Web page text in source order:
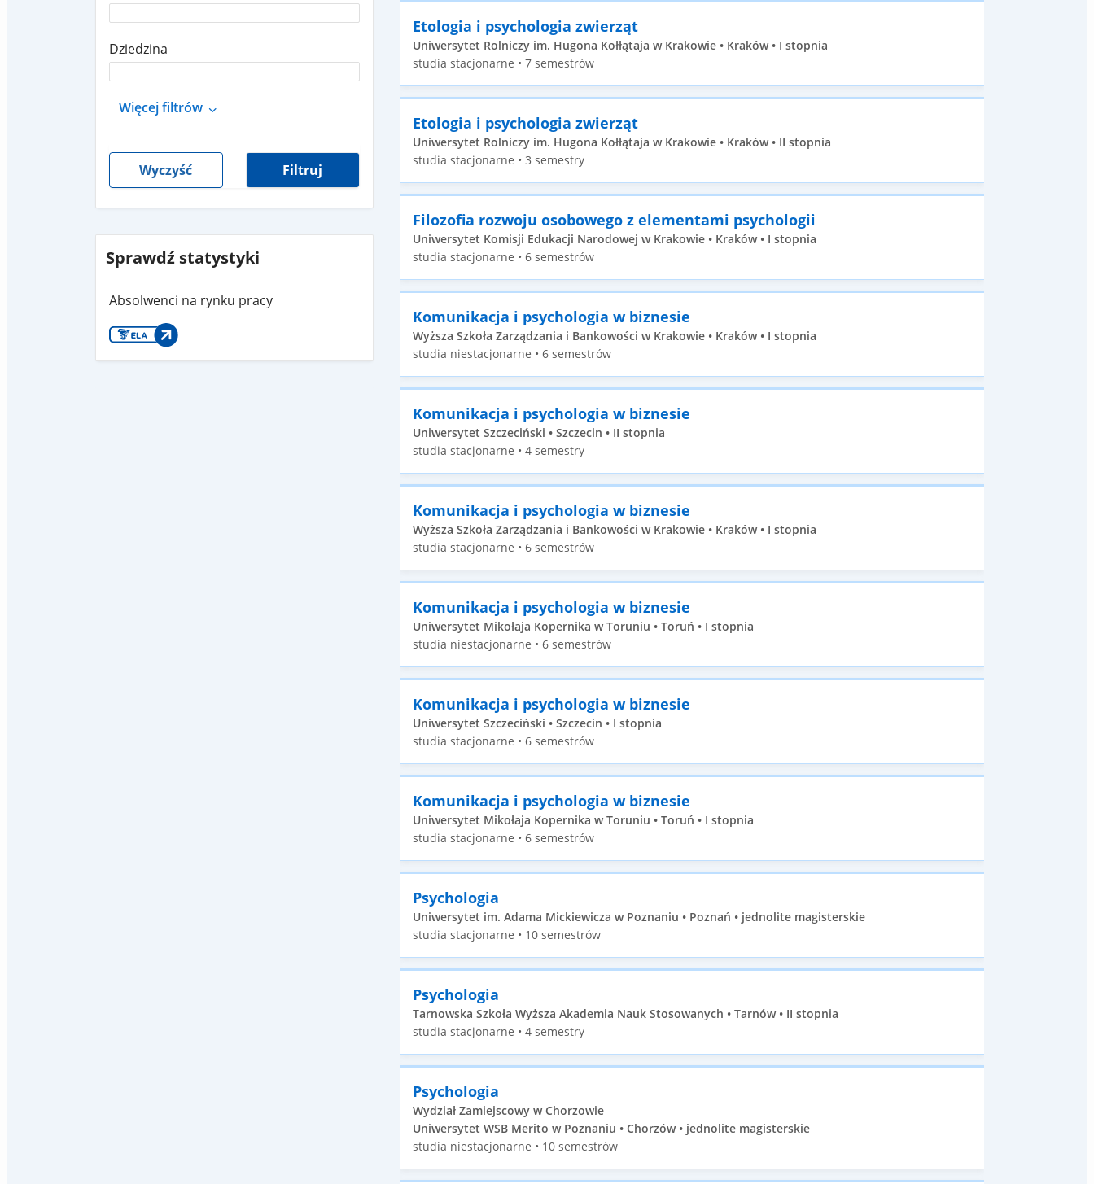
Dziedzina
Więcej filtrów
Wyczyść Filtruj
Sprawdź statystyki
Absolwenci na rynku pracy
Etologia i psychologia zwierząt
Uniwersytet Rolniczy im. Hugona Kołłątaja w Krakowie • Kraków • I stopnia
studia stacjonarne • 7 semestrów
Etologia i psychologia zwierząt
Uniwersytet Rolniczy im. Hugona Kołłątaja w Krakowie • Kraków • II stopnia
studia stacjonarne • 3 semestry
Filozofia rozwoju osobowego z elementami psychologii
Uniwersytet Komisji Edukacji Narodowej w Krakowie • Kraków • I stopnia
studia stacjonarne • 6 semestrów
Komunikacja i psychologia w biznesie
Wyższa Szkoła Zarządzania i Bankowości w Krakowie • Kraków • I stopnia
studia niestacjonarne • 6 semestrów
Komunikacja i psychologia w biznesie
Uniwersytet Szczeciński • Szczecin • II stopnia
studia stacjonarne • 4 semestry
Komunikacja i psychologia w biznesie
Wyższa Szkoła Zarządzania i Bankowości w Krakowie • Kraków • I stopnia
studia stacjonarne • 6 semestrów
Komunikacja i psychologia w biznesie
Uniwersytet Mikołaja Kopernika w Toruniu • Toruń • I stopnia
studia niestacjonarne • 6 semestrów
Komunikacja i psychologia w biznesie
Uniwersytet Szczeciński • Szczecin • I stopnia
studia stacjonarne • 6 semestrów
Komunikacja i psychologia w biznesie
Uniwersytet Mikołaja Kopernika w Toruniu • Toruń • I stopnia
studia stacjonarne • 6 semestrów
Psychologia
Uniwersytet im. Adama Mickiewicza w Poznaniu • Poznań • jednolite magisterskie
studia stacjonarne • 10 semestrów
Psychologia
Tarnowska Szkoła Wyższa Akademia Nauk Stosowanych • Tarnów • II stopnia
studia stacjonarne • 4 semestry
Psychologia
Wydział Zamiejscowy w Chorzowie
Uniwersytet WSB Merito w Poznaniu • Chorzów • jednolite magisterskie
studia niestacjonarne • 10 semestrów